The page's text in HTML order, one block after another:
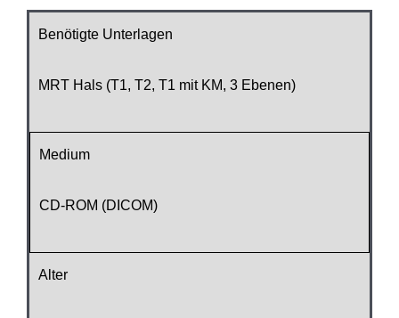
Benötigte Unterlagen
MRT Hals (T1, T2, T1 mit KM, 3 Ebenen)
Medium
CD-ROM (DICOM)
Alter